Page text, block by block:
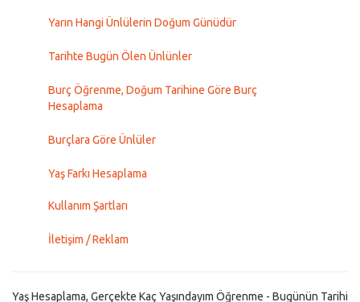
Yarın Hangi Ünlülerin Doğum Günüdür
Tarihte Bugün Ölen Ünlünler
Burç Öğrenme, Doğum Tarihine Göre Burç
Hesaplama
Burçlara Göre Ünlüler
Yaş Farkı Hesaplama
Kullanım Şartları
İletişim / Reklam
Yaş Hesaplama, Gerçekte Kaç Yaşındayım Öğrenme - Bugünün Tarihi